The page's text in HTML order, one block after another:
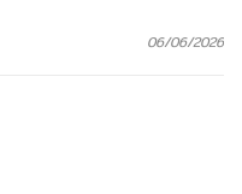
06/06/2026